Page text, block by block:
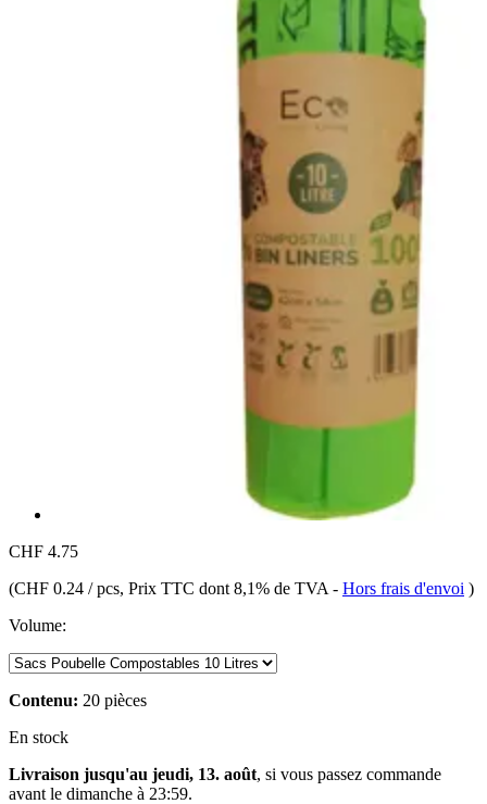
CHF 4.75
(CHF 0.24 / pcs, Prix TTC dont 8,1% de TVA - Hors frais d'envoi )
Volume:
Contenu: 20 pièces
En stock
Livraison jusqu'au jeudi, 13. août, si vous passez commande
avant le dimanche à 23:59.